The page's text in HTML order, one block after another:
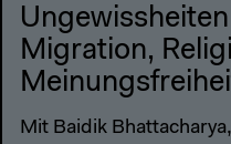
Migration,
Mit Baidik